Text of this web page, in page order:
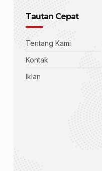
Tautan Cepat
Tentang Kami
Kontak
Iklan